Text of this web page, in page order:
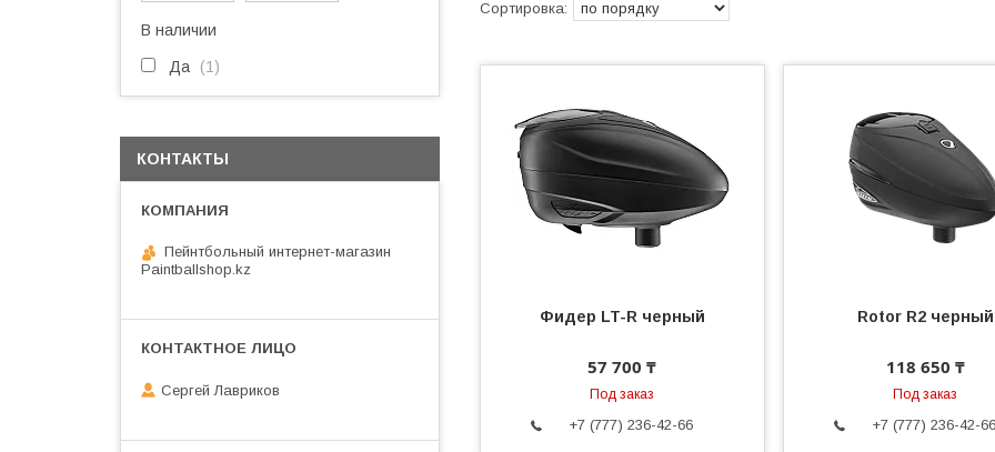
Фидер LT-R черный
57 700 ₸
Под заказ
+7 (777) 236-42-66
Rotor R2 черный
118 650 ₸
Под заказ
+7 (777) 236-42-66
В наличии
Да 1
КОНТАКТЫ
Пейнтбольный интернет-магазин
Paintballshop.kz
Сергей Лавриков